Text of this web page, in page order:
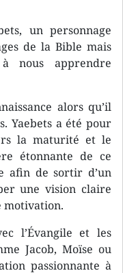
un personnage
de la Bible mais
nous apprendre
alors qu’il
Yaebets a été pour
la maturité et le
étonnante de ce
afin de sortir d’un
une vision claire
motivation.
l’Évangile et les
Jacob, Moïse ou
passionnante à